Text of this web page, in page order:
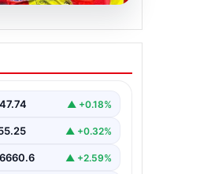
basacak!
geliyor
47.74 ▲ +0.18%
▲ +0.32%
6660.6 ▲ +2.59%